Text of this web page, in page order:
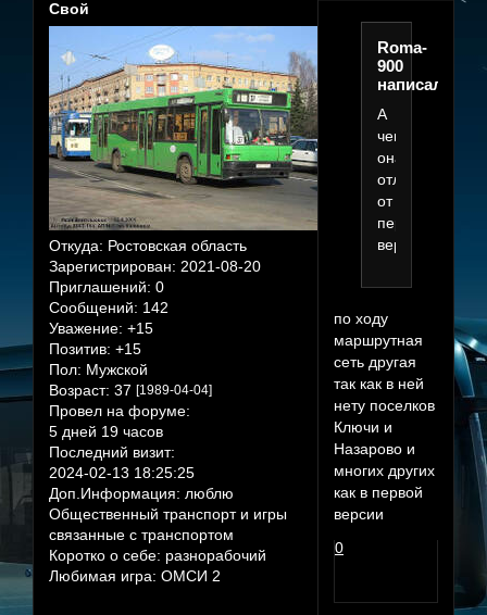
Свой
Откуда: Ростовская область
Зарегистрирован: 2021-08-20
Приглашений: 0
Сообщений: 142
Уважение: +15
Позитив: +15
Пол: Мужской
Возраст: 37 [1989-04-04]
Провел на форуме:
5 дней 19 часов
Последний визит:
2024-02-13 18:25:25
Доп.Информация: люблю
Общественный транспорт и игры
связанные с транспортом
Коротко о себе: разнорабочий
Любимая игра: ОМСИ 2
Roma-
900
написал(а):
А
чем
она
отличается
от
первой
версий?
по ходу
маршрутная
сеть другая
так как в ней
нету поселков
Ключи и
Назарово и
многих других
как в первой
версии
0